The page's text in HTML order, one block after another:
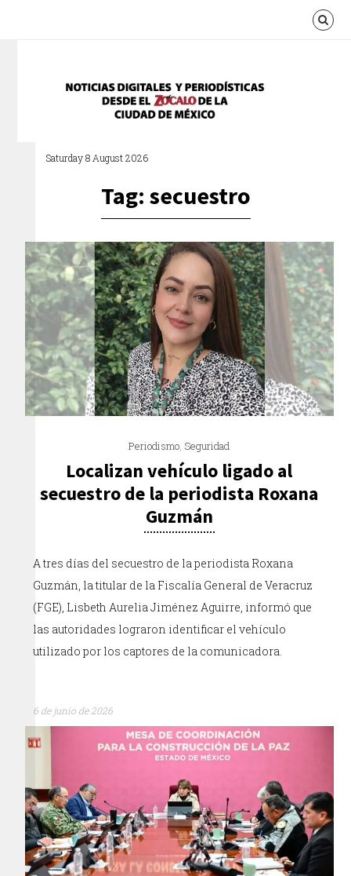
Saturday 8 August 2026
Tag: secuestro
Periodismo, Seguridad
Localizan vehículo ligado al
secuestro de la periodista Roxana
Guzmán
A tres días del secuestro de la periodista Roxana
Guzmán, la titular de la Fiscalía General de Veracruz
(FGE), Lisbeth Aurelia Jiménez Aguirre, informó que
las autoridades lograron identificar el vehículo
utilizado por los captores de la comunicadora.
6 de junio de 2026